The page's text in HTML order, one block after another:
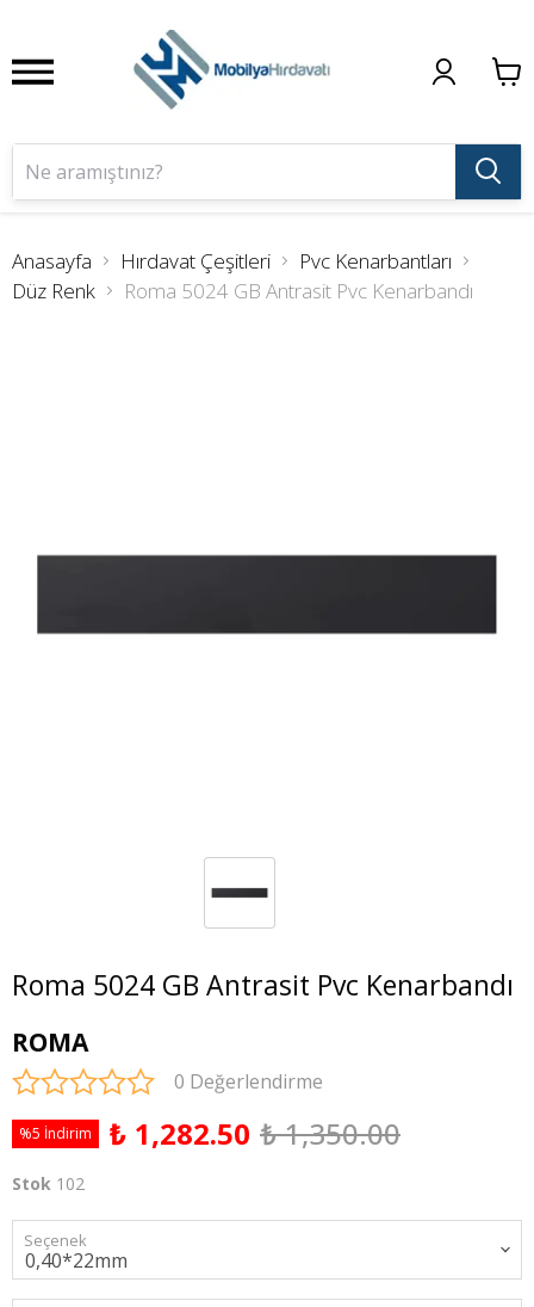
Anasayfa Hırdavat Çeşitleri
Pvc Kenarbantları
Düz Renk
Roma 5024 GB Antrasit Pvc Kenarbandı
Roma 5024 GB Antrasit Pvc Kenarbandı
ROMA
0 Değerlendirme
%5 İndirim ₺ 1,282.50 ₺ 1,350.00
Stok 102
Seçenek